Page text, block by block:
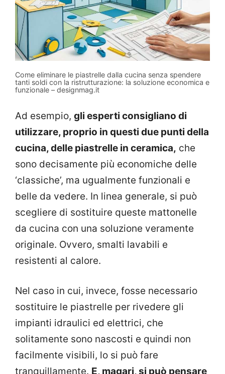
Come eliminare le piastrelle dalla cucina senza spendere
tanti soldi con la ristrutturazione: la soluzione economica e
funzionale – designmag.it
Ad esempio, gli esperti consigliano di
utilizzare, proprio in questi due punti della
cucina, delle piastrelle in ceramica, che
sono decisamente più economiche delle
‘classiche’, ma ugualmente funzionali e
belle da vedere. In linea generale, si può
scegliere di sostituire queste mattonelle
da cucina con una soluzione veramente
originale. Ovvero, smalti lavabili e
resistenti al calore.
Nel caso in cui, invece, fosse necessario
sostituire le piastrelle per rivedere gli
impianti idraulici ed elettrici, che
solitamente sono nascosti e quindi non
facilmente visibili, lo si può fare
tranquillamente. E, magari, si può pensare